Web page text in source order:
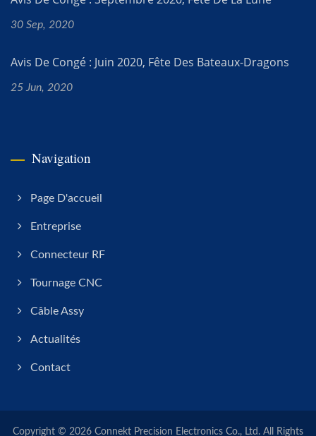
30 Sep, 2020
Avis De Congé : Juin 2020, Fête Des Bateaux-Dragons
25 Jun, 2020
Navigation
Page D'accueil
Entreprise
Connecteur RF
Tournage CNC
Câble Assy
Actualités
Contact
Copyright © 2026 Connekt Precision Electronics Co., Ltd. All Rights